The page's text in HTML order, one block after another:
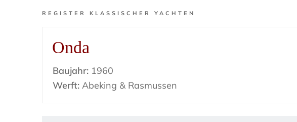
REGISTER KLASSISCHER YACHTEN
Onda
Baujahr: 1960
Werft: Abeking & Rasmussen